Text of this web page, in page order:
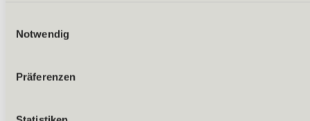
Notwendig
PräferenzenAlle Ausflugsziele